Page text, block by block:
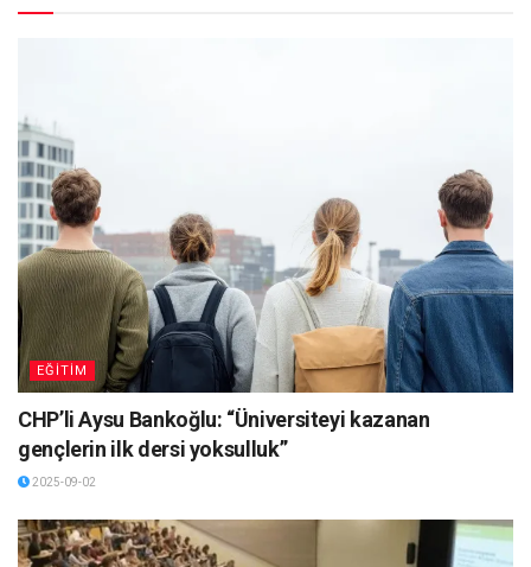
EĞİTİM
CHP’li Aysu Bankoğlu: “Üniversiteyi kazanan
gençlerin ilk dersi yoksulluk”
2025-09-02